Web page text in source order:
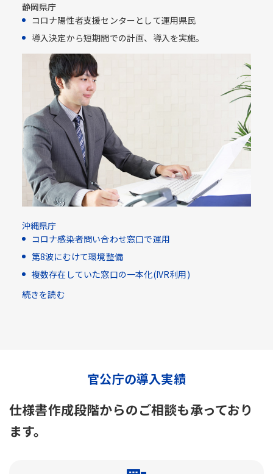
静岡県庁
コロナ陽性者支援センターとして運用県民​
導入決定から短期間での計画、導入を実施。
沖縄県庁
コロナ感染者問い合わせ窓口で運用
第8波にむけて環境整備
複数存在していた窓口の一本化(IVR利用)​
続きを読む
官公庁の導入実績
仕様書作成段階からのご相談も承っており
ます。